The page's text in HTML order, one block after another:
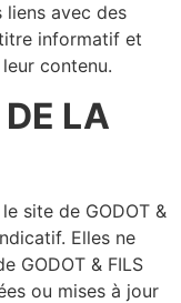
liens avec des
informatif et
contenu.
LA
site de GODOT &
Elles ne
GODOT & FILS
ou mises à jour